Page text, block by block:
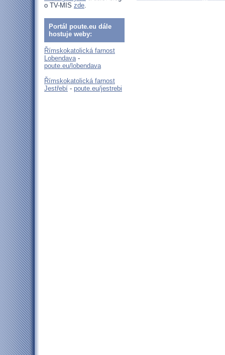
o TV-MIS zde.
Portál poute.eu dále
hostuje weby:
Římskokatolická farnost
Lobendava-
poute.eu/lobendava
Římskokatolická farnost
Jestřebí - poute.eu/jestrebi